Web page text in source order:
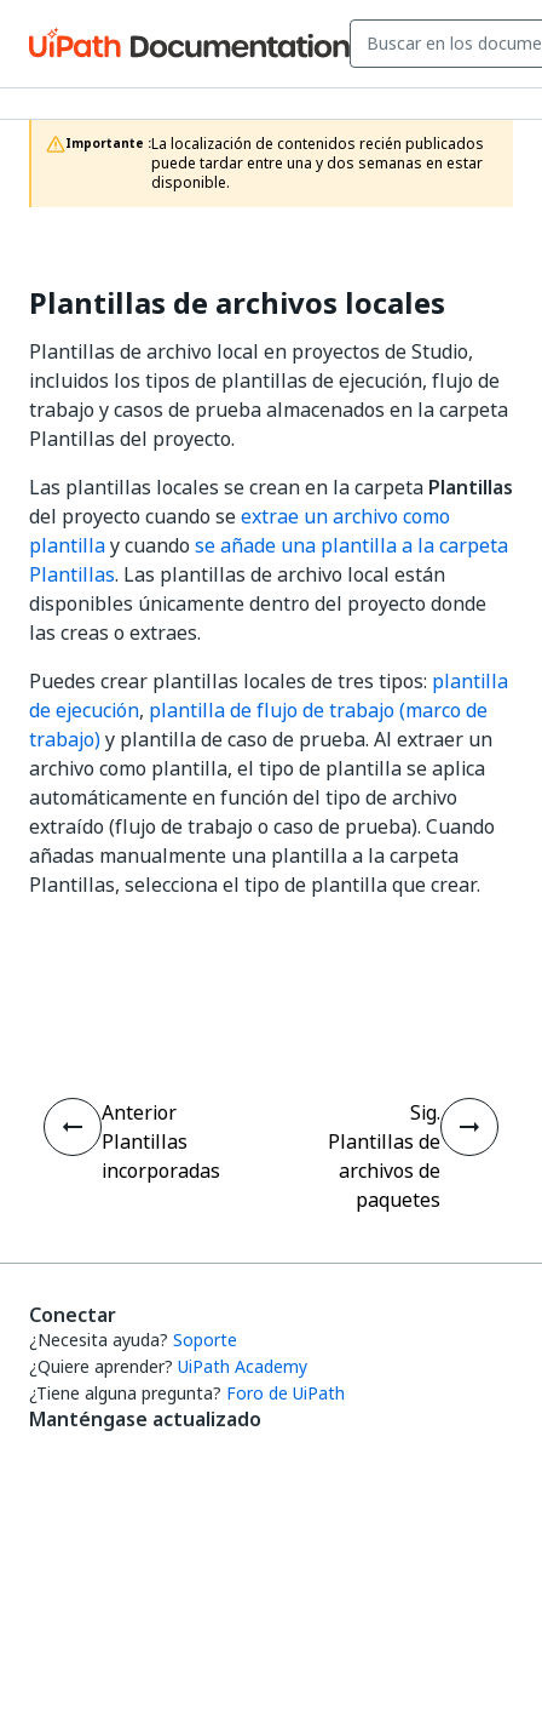
Importante :La localización de contenidos recién publicados
puede tardar entre una y dos semanas en estar
disponible.
Plantillas de archivos locales
Plantillas de archivo local en proyectos de Studio,
incluidos los tipos de plantillas de ejecución, flujo de
trabajo y casos de prueba almacenados en la carpeta
Plantillas del proyecto.
Las plantillas locales se crean en la carpeta Plantillas
del proyecto cuando seextrae un archivo como
plantillay cuando se añade una plantilla a la carpeta
Plantillas. Las plantillas de archivo local están
disponibles únicamente dentro del proyecto donde
las creas o extraes.
Puedes crear plantillas locales de tres tipos: plantilla
de ejecución, plantilla de flujo de trabajo (marco de
trabajo)y plantilla de caso de prueba. Al extraer un
archivo como plantilla, el tipo de plantilla se aplica
automáticamente en función del tipo de archivo
extraído (flujo de trabajo o caso de prueba). Cuando
añadas manualmente una plantilla a la carpeta
Plantillas, selecciona el tipo de plantilla que crear.
Anterior
Plantillas
incorporadas
Sig.
Plantillas de
archivos de
paquetes
Conectar
¿Necesita ayuda? Soporte
¿Quiere aprender? UiPath Academy
¿Tiene alguna pregunta? Foro de UiPath
Manténgase actualizado